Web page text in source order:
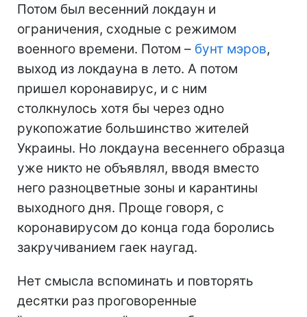
Потом был весенний локдаун и
ограничения, сходные с режимом
военного времени. Потом – бунт мэров,
выход из локдауна в лето. А потом
пришел коронавирус, и с ним
столкнулось хотя бы через одно
рукопожатие большинство жителей
Украины. Но локдауна весеннего образца
уже никто не объявлял, вводя вместо
него разноцветные зоны и карантины
выходного дня. Проще говоря, с
коронавирусом до конца года боролись
закручиванием гаек наугад.
Нет смысла вспоминать и повторять
десятки раз проговоренные